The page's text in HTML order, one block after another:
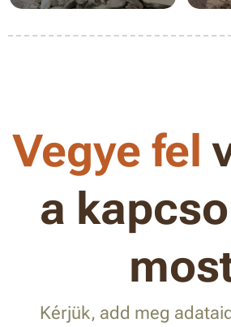
Vegye fel
a
Kérjük, add meg